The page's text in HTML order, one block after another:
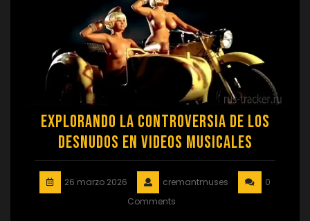
Explorando la Controversia de los
Desnudos en Videos Musicales
26 marzo 2026 cremantmuses
0
Comments